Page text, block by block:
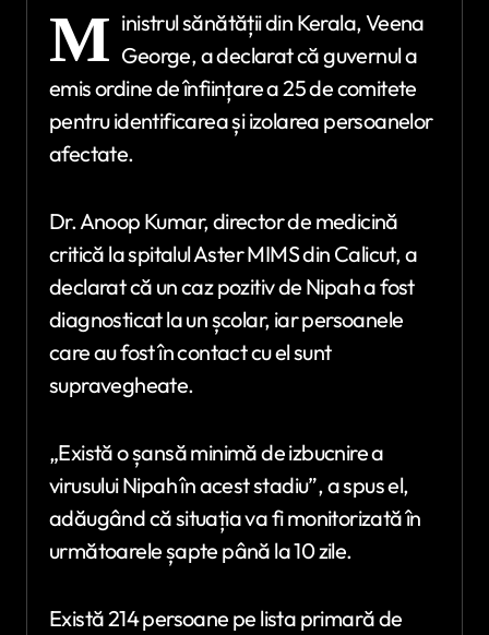
M inistrul sănătății din Kerala, Veena
George, a declarat că guvernul a
emis ordine de înființare a 25 de comitete
pentru identificarea și izolarea persoanelor
afectate.
Dr. Anoop Kumar, director de medicină
critică la spitalul Aster MIMS din Calicut, a
declarat că un caz pozitiv de Nipah a fost
diagnosticat la un școlar, iar persoanele
care au fost în contact cu el sunt
supravegheate.
„Există o șansă minimă de izbucnire a
virusului Nipah în acest stadiu”, a spus el,
adăugând că situația va fi monitorizată în
următoarele șapte până la 10 zile.
Există 214 persoane pe lista primară de